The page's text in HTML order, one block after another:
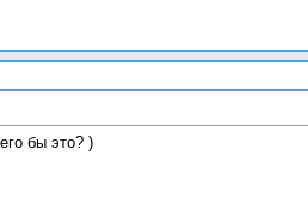
бы это? )